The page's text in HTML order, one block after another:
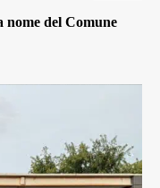
nome del Comune